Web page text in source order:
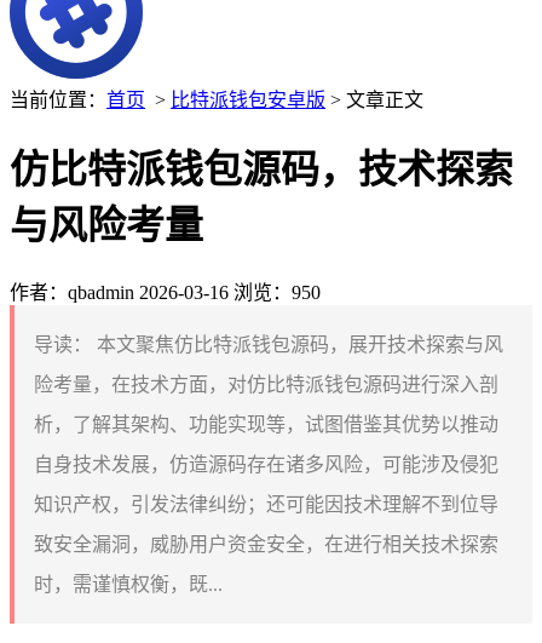
当前位置： 首页 > 比特派钱包安卓版 > 文章正文
仿比特派钱包源码，技术探索
与风险考量
作者：qbadmin 2026-03-16 浏览：950
导读：
本文聚焦仿比特派钱包源码，展开技术探索与风
险考量，在技术方面，对仿比特派钱包源码进行深入剖
析，了解其架构、功能实现等，试图借鉴其优势以推动
自身技术发展，仿造源码存在诸多风险，可能涉及侵犯
知识产权，引发法律纠纷；还可能因技术理解不到位导
致安全漏洞，威胁用户资金安全，在进行相关技术探索
时，需谨慎权衡，既...